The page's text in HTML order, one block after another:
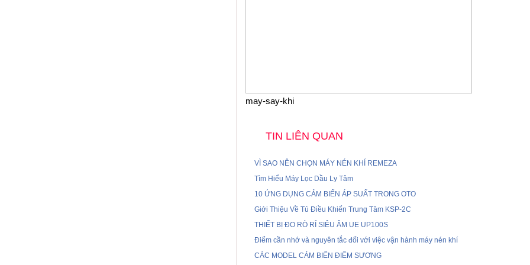
may-say-khi
TIN LIÊN QUAN
VÌ SAO NÊN CHỌN MÁY NÉN KHÍ REMEZA
Tìm Hiểu Máy Lọc Dầu Ly Tâm
10 ỨNG DỤNG CẢM BIẾN ÁP SUẤT TRONG OTO
Giới Thiệu Về Tủ Điều Khiển Trung Tâm KSP-2C
THIẾT BỊ ĐO RÒ RỈ SIÊU ÂM UE UP100S
Điểm cần nhớ và nguyên tắc đối với việc vận hành máy nén khí
CÁC MODEL CẢM BIẾN ĐIỂM SƯƠNG